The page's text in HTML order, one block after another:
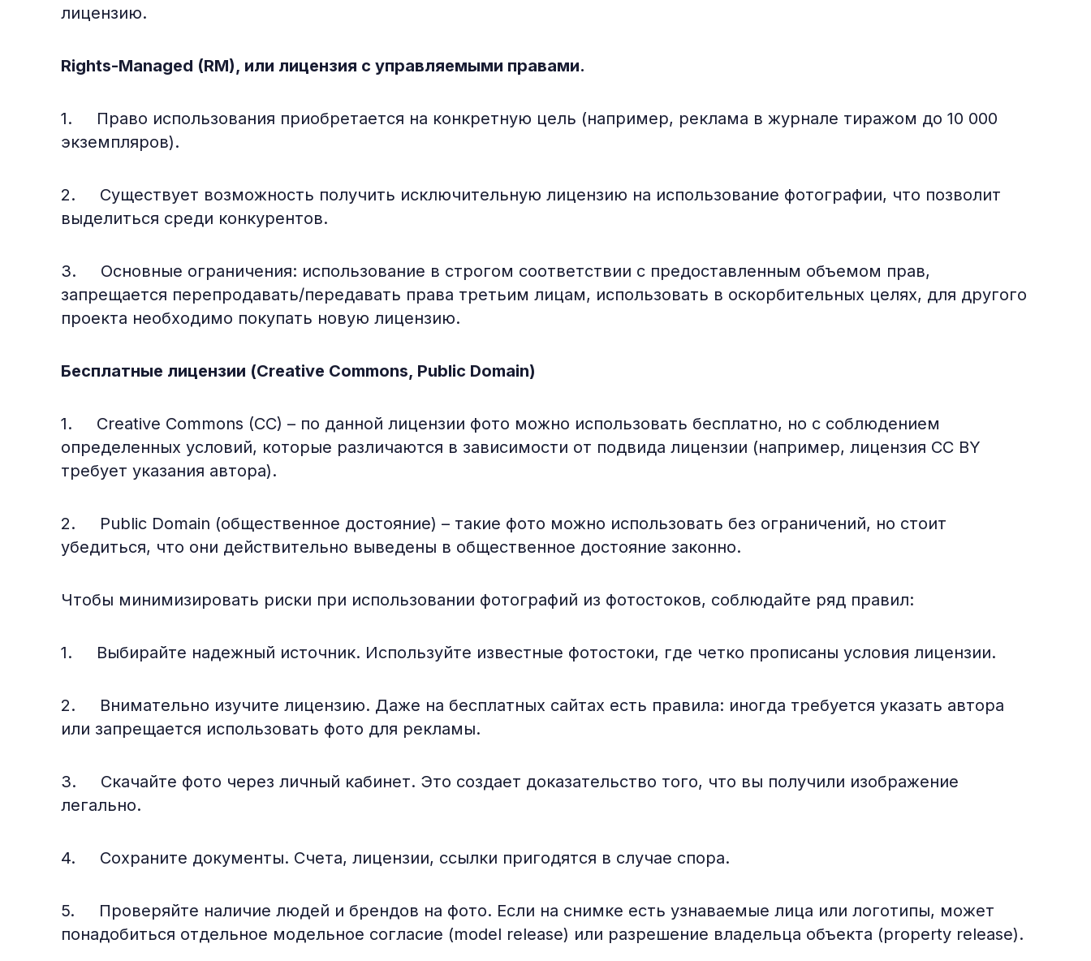
лицензию.
Rights-Managed (RM), или лицензия с управляемыми правами.
1. Право использования приобретается на конкретную цель (например, реклама в журнале тиражом до 10 000
экземпляров).
2. Существует возможность получить исключительную лицензию на использование фотографии, что позволит
выделиться среди конкурентов.
3. Основные ограничения: использование в строгом соответствии с предоставленным объемом прав,
запрещается перепродавать/передавать права третьим лицам, использовать в оскорбительных целях, для другого
проекта необходимо покупать новую лицензию.
Бесплатные лицензии (Creative Commons, Public Domain)
1. Creative Commons (CC) – по данной лицензии фото можно использовать бесплатно, но с соблюдением
определенных условий, которые различаются в зависимости от подвида лицензии (например, лицензия CC BY
требует указания автора).
2. Public Domain (общественное достояние) – такие фото можно использовать без ограничений, но стоит
убедиться, что они действительно выведены в общественное достояние законно.
Чтобы минимизировать риски при использовании фотографий из фотостоков, соблюдайте ряд правил:
1. Выбирайте надежный источник. Используйте известные фотостоки, где четко прописаны условия лицензии.
2. Внимательно изучите лицензию. Даже на бесплатных сайтах есть правила: иногда требуется указать автора
или запрещается использовать фото для рекламы.
3. Скачайте фото через личный кабинет. Это создает доказательство того, что вы получили изображение
легально.
4. Сохраните документы. Счета, лицензии, ссылки пригодятся в случае спора.
5. Проверяйте наличие людей и брендов на фото. Если на снимке есть узнаваемые лица или логотипы, может
понадобиться отдельное модельное согласие (model release) или разрешение владельца объекта (property release).